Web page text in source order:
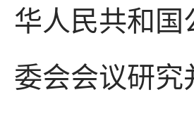
华人民共和
委会会议研究